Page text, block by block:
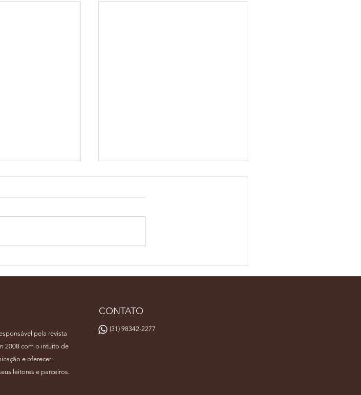
Café Show
em
Barista brasileira
representará o país em
de concurso no México
pela revista
2008 com o intuito de
e oferecer
leitores e parceiros.
CONTATO
(31) 98342-2277